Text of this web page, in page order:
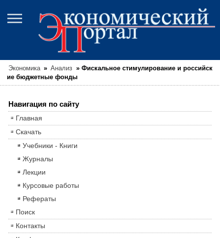
Экономика » Анализ » Фискальное стимулирование и российск
ие бюджетные фонды
Навигация по сайту
Главная
Скачать
Учебники - Книги
Журналы
Лекции
Курсовые работы
Рефераты
Поиск
Контакты